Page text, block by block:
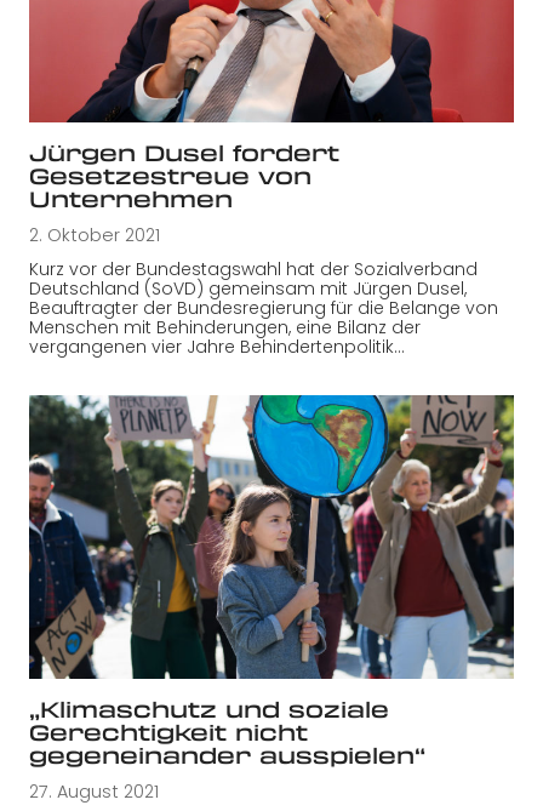
Jürgen Dusel fordert
Gesetzestreue von
Unternehmen
2. Oktober 2021
Kurz vor der Bundestagswahl hat der Sozialverband
Deutschland (SoVD) gemeinsam mit Jürgen Dusel,
Beauftragter der Bundesregierung für die Belange von
Menschen mit Behinderungen, eine Bilanz der
vergangenen vier Jahre Behindertenpolitik…
„Klimaschutz und soziale
Gerechtigkeit nicht
gegeneinander ausspielen“
27. August 2021